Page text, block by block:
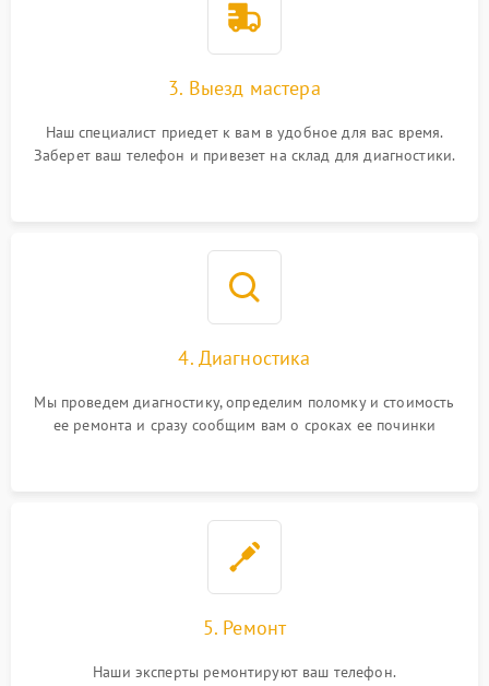
3. Выезд мастера
Наш специалист приедет к вам в удобное для вас время.
Заберет ваш телефон и привезет на склад для диагностики.
4. Диагностика
Мы проведем диагностику, определим поломку и стоимость
ее ремонта и сразу сообщим вам о сроках ее починки
5. Ремонт
Наши эксперты ремонтируют ваш телефон.